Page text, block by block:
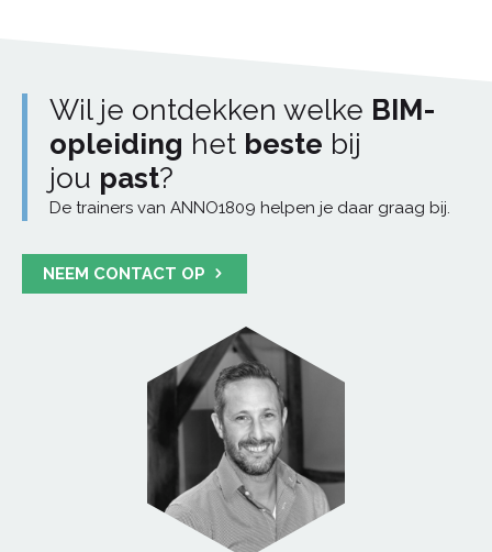
Wil je ontdekken welke BIM-
opleiding het beste bij
jou past?
De trainers van ANNO1809 helpen je daar graag bij.
NEEM CONTACT OP